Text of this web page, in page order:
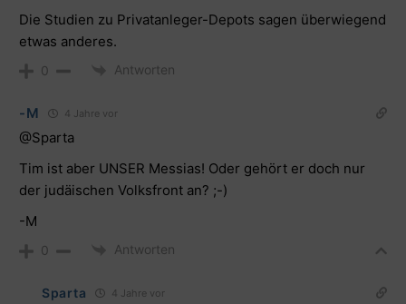
Die Studien zu Privatanleger-Depots sagen überwiegend
etwas anderes.
0 Antworten
-M 4 Jahre vor
@Sparta
Tim ist aber UNSER Messias! Oder gehört er doch nur
der judäischen Volksfront an? ;-)
-M
0 Antworten
Sparta 4 Jahre vor